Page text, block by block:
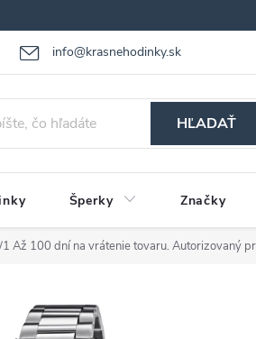
info@krasnehodinky.sk
Reklamácia tovaru Obchodné
HĽADAŤ
Šperky Značky
Až 100 dní na vrátenie tovaru. Autorizovaný